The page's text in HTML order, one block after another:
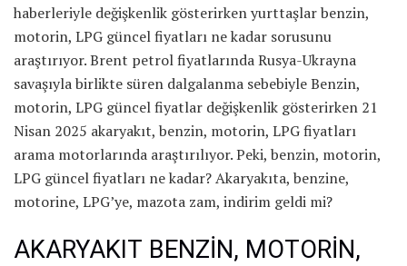
haberleriyle değişkenlik gösterirken yurttaşlar benzin,
motorin, LPG güncel fiyatları ne kadar sorusunu
araştırıyor. Brent petrol fiyatlarında Rusya-Ukrayna
savaşıyla birlikte süren dalgalanma sebebiyle Benzin,
motorin, LPG güncel fiyatlar değişkenlik gösterirken 21
Nisan 2025 akaryakıt, benzin, motorin, LPG fiyatları
arama motorlarında araştırılıyor. Peki, benzin, motorin,
LPG güncel fiyatları ne kadar? Akaryakıta, benzine,
motorine, LPG’ye, mazota zam, indirim geldi mi?
AKARYAKIT BENZİN, MOTORİN,